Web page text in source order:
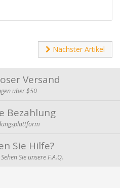
Nächster Artikel
Versand
über $50
Bezahlung
Sie Hilfe?
Sie unsere F.A.Q.